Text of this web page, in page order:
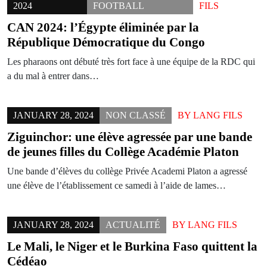
2024
FOOTBALL
FILS
CAN 2024: l’Égypte éliminée par la
République Démocratique du Congo
Les pharaons ont débuté très fort face à une équipe de la RDC qui
a du mal à entrer dans…
JANUARY 28, 2024 NON CLASSÉ BY LANG FILS
Ziguinchor: une élève agressée par une bande
de jeunes filles du Collège Académie Platon
Une bande d’élèves du collège Privée Academi Platon a agressé
une élève de l’établissement ce samedi à l’aide de lames…
JANUARY 28, 2024 ACTUALITÉ BY LANG FILS
Le Mali, le Niger et le Burkina Faso quittent la
Cédéao